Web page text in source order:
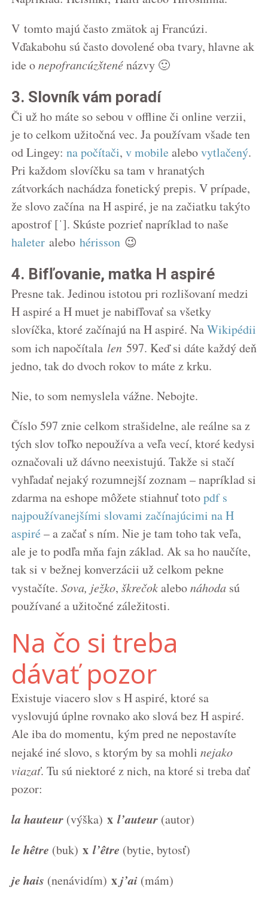
V tomto majú často zmätok aj Francúzi.
Vďakabohu sú často dovolené oba tvary, hlavne ak
ide onepofrancúzštenénázvy 🙂
3. Slovník vám poradí
Či už ho máte so sebou v offline či online verzii,
je to celkom užitočná vec. Ja používam všade ten
od Lingey: na počítači, v mobile alebovytlačený.
Pri každom slovíčku sa tam v hranatých
zátvorkách nachádza fonetický prepis. V prípade,
že slovo začína na H aspiré, je na začiatku takýto
apostrof[ˈ]. Skúste pozrieť napríklad to naše
haleter alebo hérisson 😉
4. Bifľovanie, matka H aspiré
Presne tak. Jedinou istotou pri rozlišovaní medzi
H aspiré a H muet je nabifľovať sa všetky
slovíčka, ktoré začínajú na H aspiré. NaWikipédii
som ich napočítala len 597. Keď si dáte každý deň
jedno, tak do dvoch rokov to máte z krku.
Nie, to som nemyslela vážne. Nebojte.
Číslo 597 znie celkom strašidelne, ale reálne sa z
tých slov toľko nepoužíva a veľa vecí, ktoré kedysi
označovali už dávno neexistujú. Takže si stačí
vyhľadať nejaký rozumnejší zoznam – napríklad si
zdarma na eshope môžete stiahnuť totopdf s
najpoužívanejšími slovami začínajúcimi na H
aspiré – a začať s ním. Nie je tam toho tak veľa,
ale je to podľa mňa fajn základ. Ak sa ho naučíte,
tak si v bežnej konverzácii už celkom pekne
vystačíte. Sova, ježko, škrečokalebonáhoda sú
používané a užitočné záležitosti.
Na čo si treba
dávať pozor
Existuje viacero slov s H aspiré, ktoré sa
vyslovujú úplne rovnako ako slová bez H aspiré.
Ale iba do momentu, kým pred ne nepostavíte
nejaké iné slovo, s ktorým by sa mohli nejako
viazať. Tu sú niektoré z nich, na ktoré si treba dať
pozor:
la hauteur (výška) x l’auteur (autor)
le hêtre (buk) x l’être (bytie, bytosť)
je hais (nenávidím) xj’ai (mám)